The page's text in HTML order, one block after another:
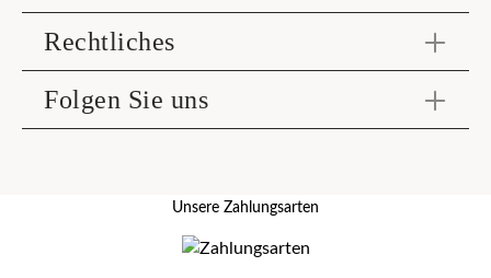
Rechtliches
Folgen Sie uns
Unsere Zahlungsarten